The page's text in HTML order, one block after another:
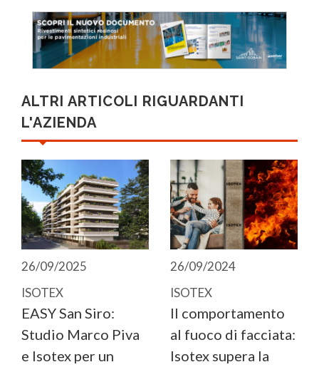
ALTRI ARTICOLI RIGUARDANTI
L'AZIENDA
26/09/2025
ISOTEX
EASY San Siro:
Studio Marco Piva
e Isotex per un
26/09/2024
ISOTEX
Il comportamento
al fuoco di facciata:
Isotex supera la